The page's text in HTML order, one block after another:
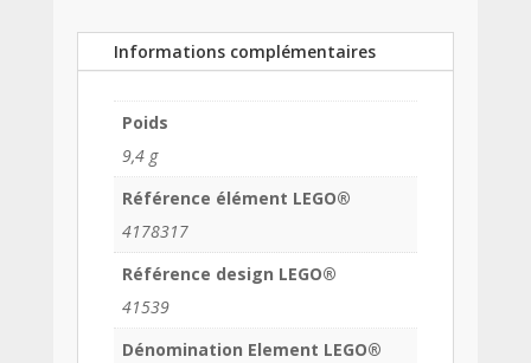
Informations complémentaires
Poids
9,4 g
Référence élément LEGO®
4178317
Référence design LEGO®
41539
Dénomination Element LEGO®